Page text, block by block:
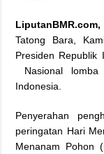
Tatong Bara,
Presiden Republik
Nasional
Indonesia.
Penyerahan
peringatan Hari
Menanam Pohon